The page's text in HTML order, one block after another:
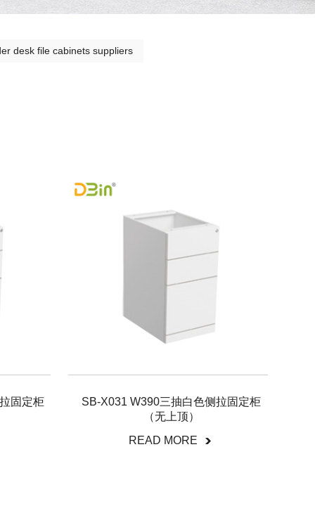
desk file cabinets suppliers
固定柜
SB-X031 W390三抽白色侧拉固定柜
（无上顶）
READ MORE